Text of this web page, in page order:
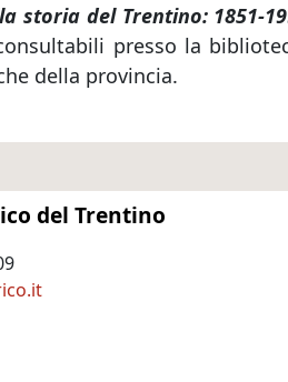
storia del Trentino: 1851-
presso la
della provincia.
del Trentino